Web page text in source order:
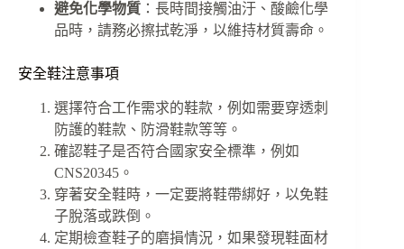
避免化學物質 ：長時間接觸油汙、酸鹼化學
品時，請務必擦拭乾淨，以維持材質壽命。
安全鞋注意事項
選擇符合工作需求的鞋款，例如需要穿透刺
防護的鞋款、防滑鞋款等等。
確認鞋子是否符合國家安全標準，例如
CNS20345。
穿著安全鞋時，一定要將鞋帶綁好，以免鞋
子脫落或跌倒。
定期檢查鞋子的磨損情況，如果發現鞋面材